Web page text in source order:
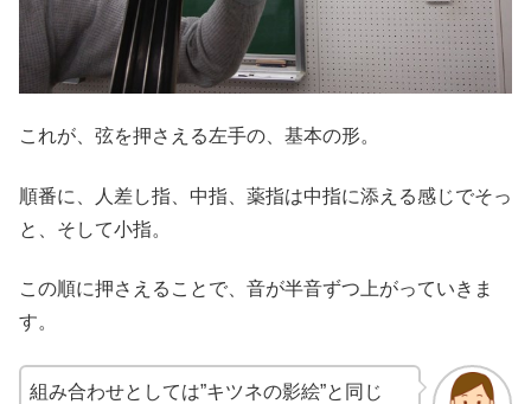
これが、弦を押さえる左手の、基本の形。
順番に、人差し指、中指、薬指は中指に添える感じでそっ
と、そして小指。
この順に押さえることで、音が半音ずつ上がっていきま
す。
組み合わせとしては”キツネの影絵”と同じ